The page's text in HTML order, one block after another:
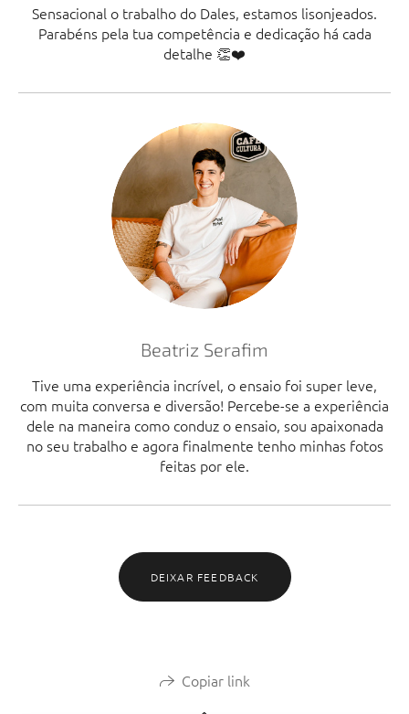
Sensacional o trabalho do Dales, estamos lisonjeados.
Parabéns pela tua competência e dedicação há cada
detalhe 👏❤️
Beatriz Serafim
Tive uma experiência incrível, o ensaio foi super leve,
com muita conversa e diversão! Percebe-se a experiência
dele na maneira como conduz o ensaio, sou apaixonada
no seu trabalho e agora finalmente tenho minhas fotos
feitas por ele.
DEIXAR FEEDBACK
Copiar link